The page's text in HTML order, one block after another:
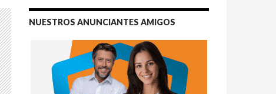
NUESTROS ANUNCIANTES AMIGOS